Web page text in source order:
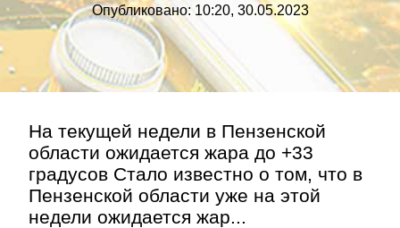
Опубликовано: 10:20, 30.05.2023
На текущей недели в Пензенской
области ожидается жара до +33
градусов Стало известно о том, что в
Пензенской области уже на этой
недели ожидается жар...
Правила
Контакт»